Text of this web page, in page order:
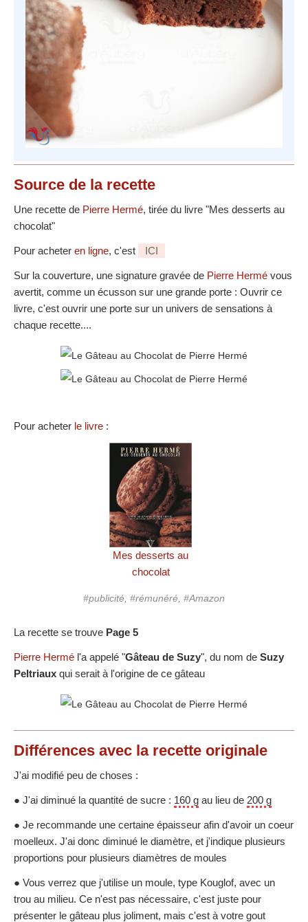
Source de la recette
Une recette de Pierre Hermé, tirée du livre "Mes desserts au
chocolat"
Pour acheter en ligne, c'est ICI
Sur la couverture, une signature gravée de Pierre Hermé vous
avertit, comme un écusson sur une grande porte : Ouvrir ce
livre, c'est ouvrir une porte sur un univers de sensations à
chaque recette....
Pour acheter le livre :
Mes desserts au
chocolat
#publicité, #rémunéré, #Amazon
La recette se trouve Page 5
Pierre Hermé l'a appelé "Gâteau de Suzy", du nom de Suzy
Peltriaux qui serait à l'origine de ce gâteau
Différences avec la recette originale
J'ai modifié peu de choses :
● J'ai diminué la quantité de sucre : 160 g au lieu de 200 g
● Je recommande une certaine épaisseur afin d'avoir un coeur
moelleux. J'ai donc diminué le diamètre, et j'indique plusieurs
proportions pour plusieurs diamètres de moules
● Vous verrez que j'utilise un moule, type Kouglof, avec un
trou au milieu. Ce n'est pas nécessaire, c'est juste pour
présenter le gâteau plus joliment, mais c'est à votre gout